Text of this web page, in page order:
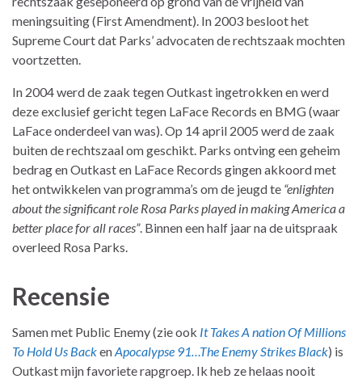
meningsuiting (First Amendment). In 2003 besloot het
Supreme Court dat Parks’ advocaten de rechtszaak mochten
voortzetten.
In 2004 werd de zaak tegen Outkast ingetrokken en werd
deze exclusief gericht tegen LaFace Records en BMG (waar
LaFace onderdeel van was). Op 14 april 2005 werd de zaak
buiten de rechtszaal om geschikt. Parks ontving een geheim
bedrag en Outkast en LaFace Records gingen akkoord met
het ontwikkelen van programma’s om de jeugd te “enlighten
about the significant role Rosa Parks played in making America a
better place for all races”. Binnen een half jaar na de uitspraak
overleed Rosa Parks.
Recensie
Samen met Public Enemy (zie ook It Takes A nation Of Millions
To Hold Us BackenApocalypse 91…The Enemy Strikes Black) is
Outkast mijn favoriete rapgroep. Ik heb ze helaas nooit